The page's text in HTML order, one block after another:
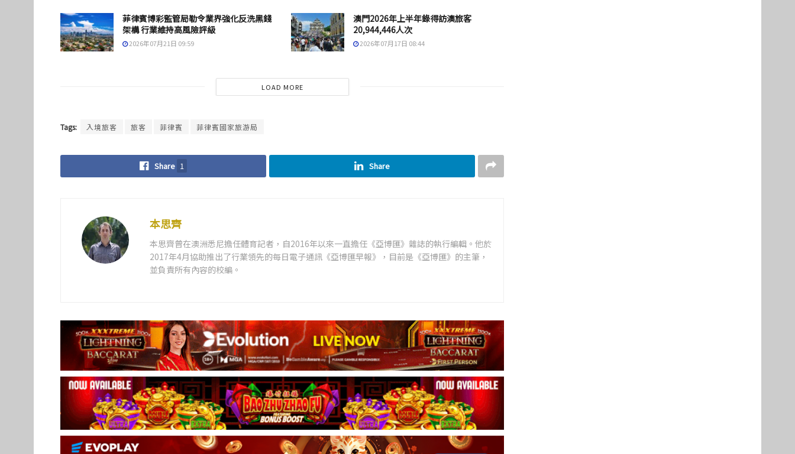
菲律賓博彩監管局勒令業界強化反洗黑錢
架構 行業維持高風險評級
2026年07月21日 09:59
澳門2026年上半年錄得訪澳旅客
20,944,446人次
2026年07月17日 08:44
LOAD MORE
Tags: 入境旅客 旅客 菲律賓 菲律賓國家旅游局
Share 1 Share
本思齊
本思齊曾在澳洲悉尼擔任體育記者，自2016年以來一直擔任《亞博匯》雜誌的執行編輯。他於
2017年4月協助推出了行業領先的每日電子通訊《亞博匯早報》，目前是《亞博匯》的主筆，
並負責所有內容的校編。